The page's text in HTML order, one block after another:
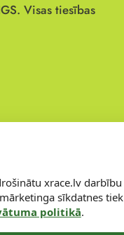
Visas tiesības
xrace.lv
sīkdatnes
politikā.